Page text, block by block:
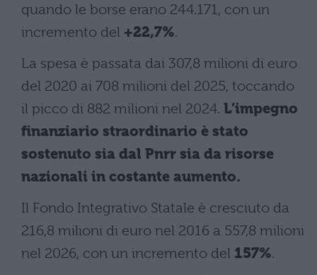
quando le borse erano 244.171, con un
incremento del +22,7%.
La spesa è passata dai 307,8 milioni di euro
del 2020 ai 708 milioni del 2025, toccando
il picco di 882 milioni nel 2024. L’impegno
finanziario straordinario è stato
sostenuto sia dal Pnrr sia da risorse
nazionali in costante aumento.
Il Fondo Integrativo Statale è cresciuto da
216,8 milioni di euro nel 2016 a 557,8 milioni
nel 2026, con un incremento del 157%.